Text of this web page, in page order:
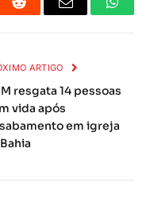
Reddit
E-
ARTIGO
resgata 14 pessoas
vida após
em igreja